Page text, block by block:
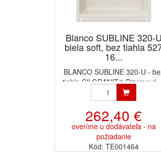
Blanco SUBLINE 320-U
biela soft, bez tiahla
16...
BLANCO SUBLINE 320-U -
tiahla SILGRANIT® Dizajnová ...
262,40 €
overíme u dodávateľa - na
požiadanie
Kód: TE001464